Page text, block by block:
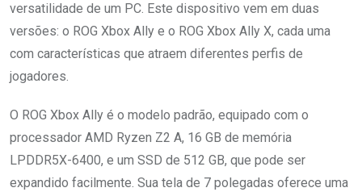
versatilidade de um PC. Este dispositivo vem em duas
versões: o ROG Xbox Ally e o ROG Xbox Ally X, cada uma
com características que atraem diferentes perfis de
jogadores.
O ROG Xbox Ally é o modelo padrão, equipado com o
processador AMD Ryzen Z2 A, 16 GB de memória
LPDDR5X-6400, e um SSD de 512 GB, que pode ser
expandido facilmente. Sua tela de 7 polegadas oferece uma